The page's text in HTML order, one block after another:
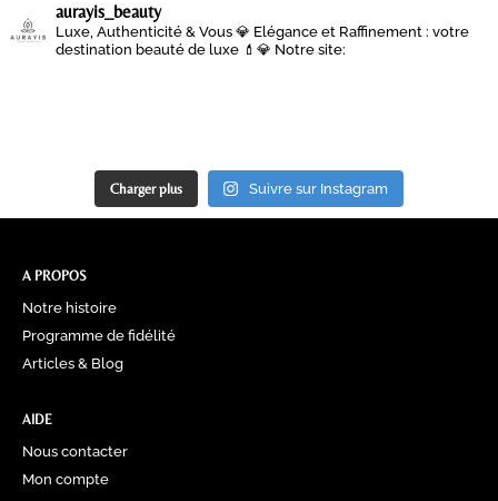
aurayis_beauty
Luxe, Authenticité & Vous 💎 Elégance et Raffinement : votre
destination beauté de luxe 💄💎 Notre site:
Charger plus Suivre sur Instagram
A PROPOS
Notre histoire
Programme de fidélité
Articles & Blog
AIDE
Nous contacter
Mon compte